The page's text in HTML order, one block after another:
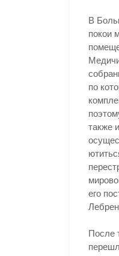
В
покои
по
также
его
После